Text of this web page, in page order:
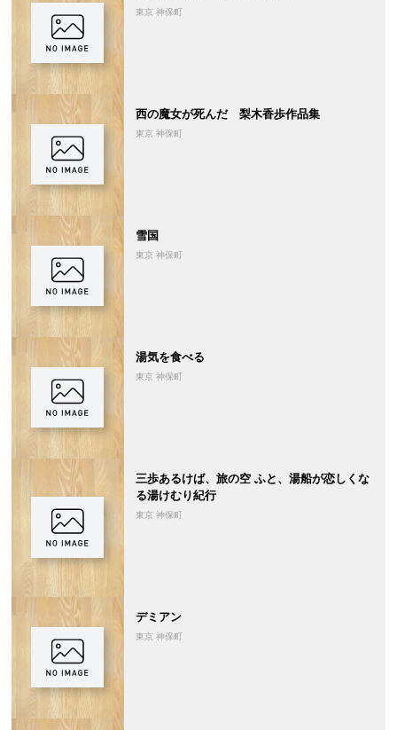
東京 神保町
西の魔女が死んだ 梨木香歩作品集
東京 神保町
雪国
東京 神保町
湯気を食べる
東京 神保町
三歩あるけば、旅の空 ふと、湯船が恋しくな
る湯けむり紀行
東京 神保町
デミアン
東京 神保町